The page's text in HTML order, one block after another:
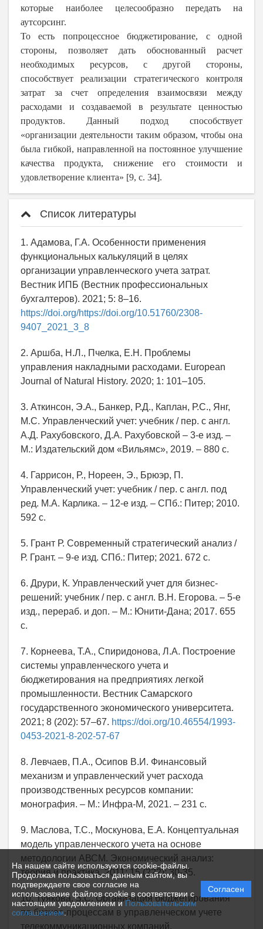
На нашем сайте используются cookie-файлы.
Продолжая пользоваться данным сайтом, вы
подтверждаете свое согласие на
использование файлов cookie в соответствии с
настоящим уведомлением иПользовательским
соглашением.
Согласен
которые наиболее целесообразно передать на
аутсорсинг.
То есть попроцессное бюджетирование, с одной
стороны, позволяет дать обоснованный расчет
необходимых ресурсов, с другой стороны,
способствует реализации стратегического контроля
затрат за счет определения взаимосвязи между
расходами и создаваемой в результате ценностью
продуктов. Данный подход способствует
«организации деятельности таким образом, чтобы она
была гибкой, направленной на постоянное улучшение
качества продукта, снижение его стоимости и
удовлетворение клиента» [9, с. 34].
Список литературы
1. Адамова, Г.А. Особенности применения
функциональных калькуляций в целях
организации управленческого учета затрат.
Вестник ИПБ (Вестник профессиональных
бухгалтеров). 2021; 5: 8–16.
https://doi.org/https://doi.org/10.51760/2308-
9407_2021_3_8
2. Аршба, Н.Л., Пчелка, Е.Н. Проблемы
управления накладными расходами. European
Journal of Natural History. 2020; 1: 101–105.
3. Аткинсон, Э.А., Банкер, Р.Д., Каплан, Р.С., Янг,
М.С. Управленческий учет: учебник / пер. с англ.
А.Д. Рахубовского, Д.А. Рахубовской – 3-е изд. –
М.: Издательский дом «Вильямс», 2019. – 880 с.
4. Гаррисон, Р., Нореен, Э., Брюэр, П.
Управленческий учет: учебник / пер. с англ. под
ред. М.А. Карлика. – 12-е изд. – СПб.: Питер; 2010.
592 с.
5. Грант Р. Современный стратегический анализ /
Р. Грант. – 9-е изд. СПб.: Питер; 2021. 672 с.
6. Друри, К. Управленческий учет для бизнес-
решений: учебник / пер. с англ. В.Н. Егорова. – 5-е
изд., перераб. и доп. – М.: Юнити-Дана; 2017. 655
с.
7. Корнеева, Т.А., Спиридонова, Л.А. Построение
системы управленческого учета и
бюджетирования на предприятиях легкой
промышленности. Вестник Самарского
государственного экономического университета.
2021; 8 (202): 57–67. https://doi.org/10.46554/1993-
0453-2021-8-202-57-67
8. Левчаев, П.А., Осипов В.И. Финансовый
механизм и управленческий учет расхода
производственных ресурсов компании:
монография. – М.: Инфра-М, 2021. – 231 с.
9. Маслова, Т.С., Москунова, Е.А. Концептуальная
модель управленческого учета на основе
методологии АВСМ. Экономический анализ:
теория и практика. 2011; 15 (222): 30-35.
10. Туякова, З.С. Организация бюджетирования
по бизнес-процессам в управленческом учете
телекоммуникационных компаний.